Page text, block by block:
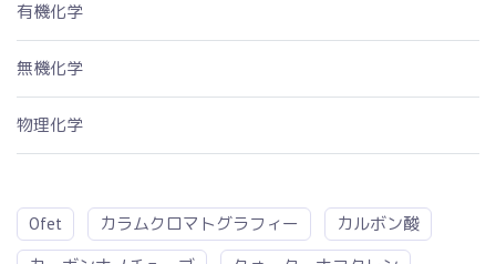
有機化学
無機化学
物理化学
Ofet カラムクロマトグラフィー
カルボン酸